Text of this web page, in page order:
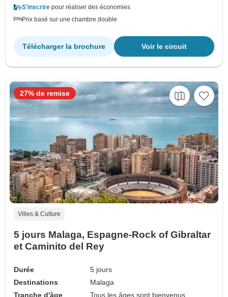
S'inscrire pour réaliser des économies
Prix basé sur une chambre double
Voir le circuit
Télécharger la brochure
Villes & Culture
5 jours Malaga, Espagne-Rock of Gibraltar
et Caminito del Rey
Durée
5 jours
Destinations
Malaga
Tranche d'âge
Tous les âges sont bienvenus
27% de remise